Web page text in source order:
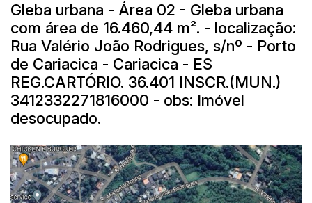
Gleba urbana - Área 02 - Gleba urbana
com área de 16.460,44 m². - localização:
Rua Valério João Rodrigues, s/nº - Porto
de Cariacica - Cariacica - ES
REG.CARTÓRIO. 36.401 INSCR.(MUN.)
3412332271816000 - obs: Imóvel
desocupado.